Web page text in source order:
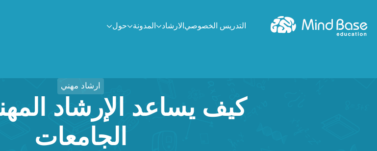
التدريس الخصوصي الارشاد المدونة حول
ارشاد مهني
كيف يساعد الإرشاد
الجامعات